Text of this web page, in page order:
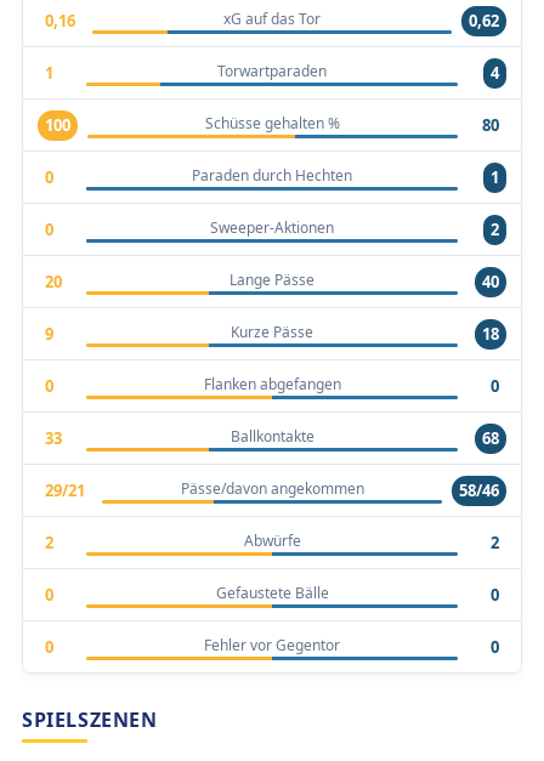
0,16 xG auf das Tor 0,62
1 Torwartparaden 4
100 Schüsse gehalten % 80
0 Paraden durch Hechten 1
0 Sweeper-Aktionen 2
20 Lange Pässe 40
9 Kurze Pässe 18
0 Flanken abgefangen 0
33 Ballkontakte 68
29/21 Pässe/davon angekommen 58/46
2 Abwürfe 2
0 Gefaustete Bälle 0
0 Fehler vor Gegentor 0
SPIELSZENEN